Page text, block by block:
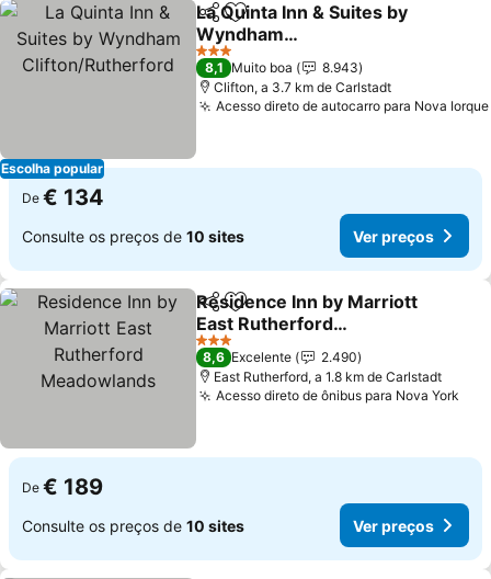
Escolha popular
PartilharAdicionar aos favoritos
La Quinta Inn & Suites by
Wyndham
Clifton/Rutherford
3 Estrelas
8,1 Muito boa
8.943
Clifton, a 3.7 km de Carlstadt
Acesso direto de autocarro para Nova Iorque
De € 134
Consulte os preços de 10 sites Ver preços
PartilharAdicionar aos favoritos
Residence Inn by Marriott
East Rutherford
Meadowlands
3 Estrelas
8,6 Excelente
2.490
East Rutherford, a 1.8 km de Carlstadt
Acesso direto de ônibus para Nova York
De € 189
Consulte os preços de 10 sites Ver preços